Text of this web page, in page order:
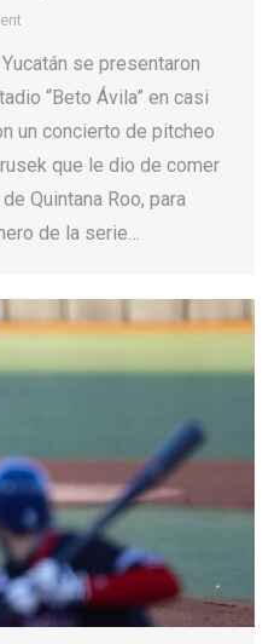
se presentaron
“Beto Ávila” en casi
un concierto de pitcheo
que le dio de comer
Quintana Roo, para
de la serie…